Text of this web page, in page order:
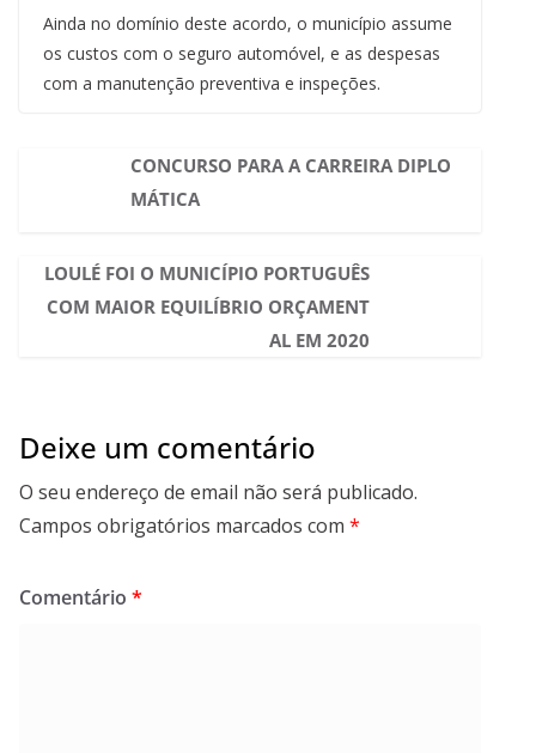
Ainda no domínio deste acordo, o município assume
os custos com o seguro automóvel, e as despesas
com a manutenção preventiva e inspeções.
CONCURSO PARA A CARREIRA DIPLO
MÁTICA
LOULÉ FOI O MUNICÍPIO PORTUGUÊS
COM MAIOR EQUILÍBRIO ORÇAMENT
AL EM 2020
Deixe um comentário
O seu endereço de email não será publicado.
Campos obrigatórios marcados com *
Comentário *